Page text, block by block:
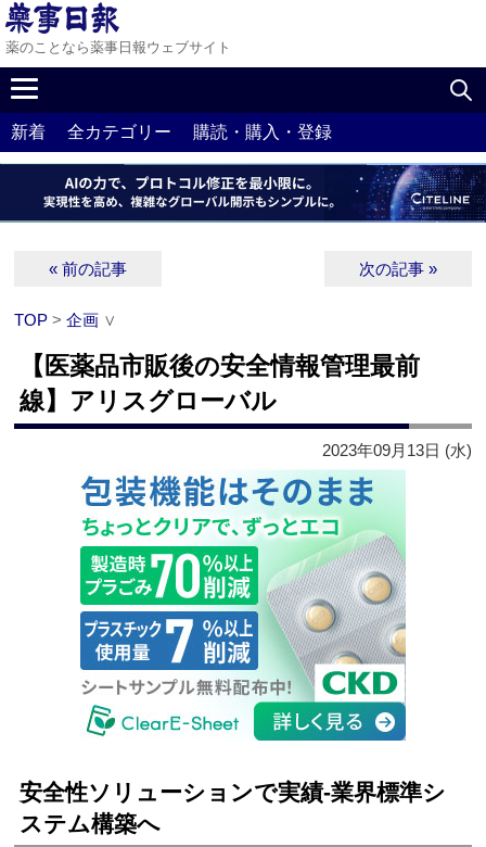
薬のことなら薬事日報ウェブサイト
新着 全カテゴリー 購読・購入・登録
« 前の記事 次の記事 »
TOP >企画 ∨
【医薬品市販後の安全情報管理最前
線】アリスグローバル
2023年09月13日 (水)
安全性ソリューションで実績‐業界標準シ
ステム構築へ